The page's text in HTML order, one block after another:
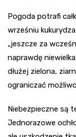
Pogoda potrafi
wrześniu
„jeszcze za
naprawdę
dłużej zielona,
ograniczać
Niebezpieczne są
Jednorazowe